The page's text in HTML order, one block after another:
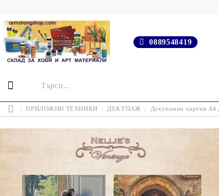
0889548419
ПРИЛОЖНИ ТЕХНИКИ ДЕКУПАЖ Декупажна хартия А4